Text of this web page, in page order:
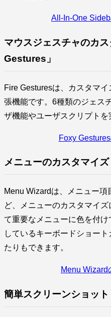
All-In-One
マウスジェスチャのカ
Gestures」
Fire Gesturesは、カスタマ
張機能です。6種類のジェス
ザ機能やユーザスクリプトを
Foxy
メニューのカスタマイ
Menu Wizardは、メニュー
ど、メニューのカスタマイ
て重要なメニューに色を付
しているキーボードショー
たりもできます。
Menu Wizard
簡単スクリーンショッ